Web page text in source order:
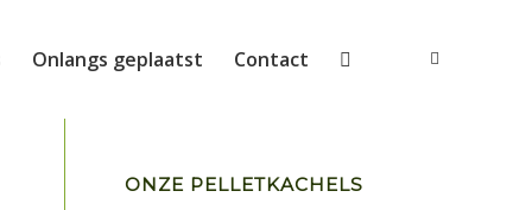
Onlangs geplaatst Contact
ONZE PELLETKACHELS